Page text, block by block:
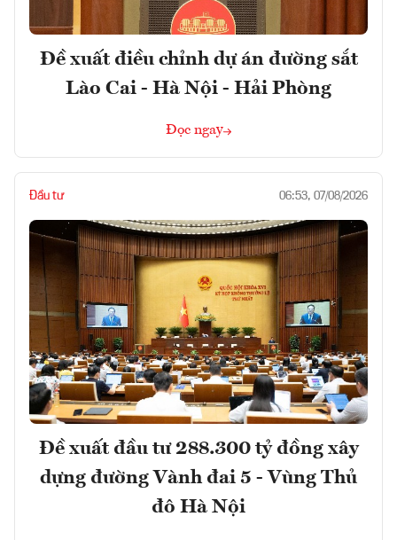
Đề xuất điều chỉnh dự án đường sắt
Lào Cai - Hà Nội - Hải Phòng
Đọc ngay
Đầu tư 06:53, 07/08/2026
Đề xuất đầu tư 288.300 tỷ đồng xây
dựng đường Vành đai 5 - Vùng Thủ
đô Hà Nội